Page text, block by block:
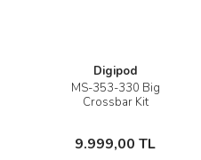
Digipod
MS-353-330 Big
Crossbar Kit
9.999,00 TL
Görüntüle
Sepete Ekle